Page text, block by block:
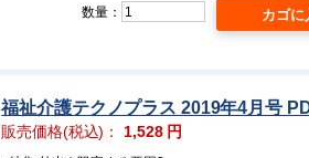
数量：
福祉介護テクノプラス 2019年4月号
販売価格(税込)： 1,528円